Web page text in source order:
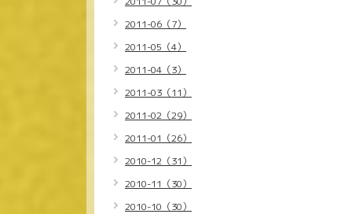
2011-06（7）
2011-05（4）
2011-04（3）
2011-03（11）
2011-02（29）
2011-01（26）
2010-12（31）
2010-11（30）
2010-10（30）